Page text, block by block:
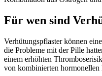
Für wen sind
Verhütungspflaster können
die Probleme mit der Pille
einem erhöhten
von kombinierten hormonellen